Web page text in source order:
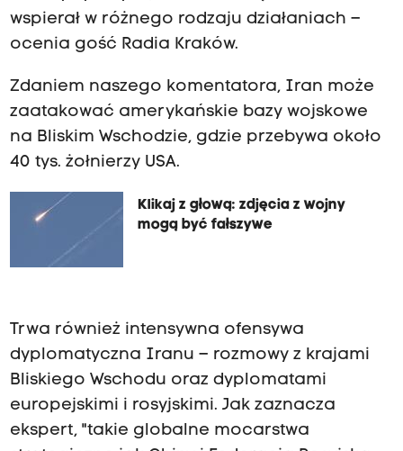
wspierał w różnego rodzaju działaniach –
ocenia gość Radia Kraków.
Zdaniem naszego komentatora, Iran może
zaatakować amerykańskie bazy wojskowe
na Bliskim Wschodzie, gdzie przebywa około
40 tys. żołnierzy USA.
Klikaj z głową: zdjęcia z wojny
mogą być fałszywe
Trwa również intensywna ofensywa
dyplomatyczna Iranu – rozmowy z krajami
Bliskiego Wschodu oraz dyplomatami
europejskimi i rosyjskimi. Jak zaznacza
ekspert, "takie globalne mocarstwa